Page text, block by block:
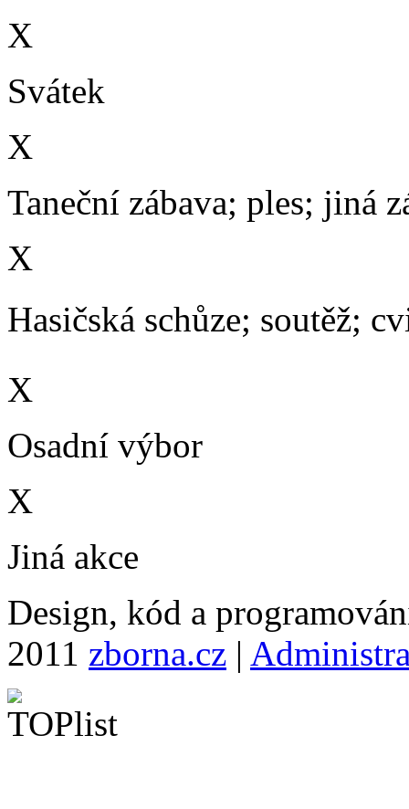
X
Svátek
X
Taneční zábava; ples; jiná
X
Hasičská schůze; soutěž;
X
Osadní výbor
X
Jiná akce
Design, kód a
2011 zborna.cz |